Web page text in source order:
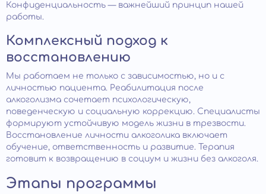
Конфиденциальность — важнейший принцип нашей
работы.
Комплексный подход к
восстановлению
Мы работаем не только с зависимостью, но и с
личностью пациента. Реабилитация после
алкоголизма сочетает психологическую,
поведенческую и социальную коррекцию. Специалисты
формируют устойчивую модель жизни в трезвости.
Восстановление личности алкоголика включает
обучение, ответственность и развитие. Терапия
готовит к возвращению в социум и жизни без алкоголя.
Этапы программы